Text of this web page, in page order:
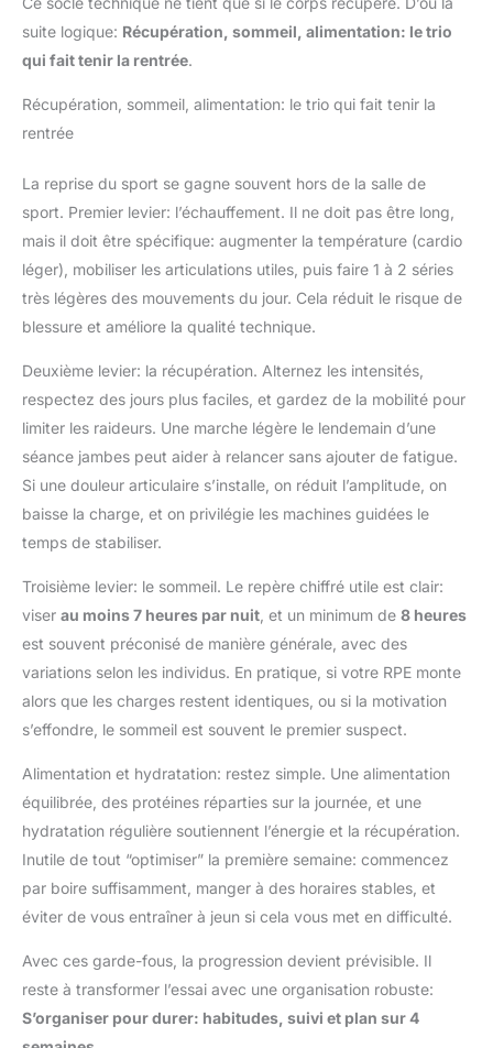
Instagram, Facebook,
Messenger, Telegram). Pour
résoudre le problème des
vibrations trop fortes ou faibles,
ajustables. Les utilisateurs
Android profitent d'une fonction
exclusive de réponse rapide
immédiate sans sortir le
téléphone. Chaque alerte
(Gmail, Outlook) est gérée avec
contrôle total sur votre vie
idéal pour gérer vos priorités
avec discrétion et efficacité
[Lecteur Musique & 300+
Cette montre sport intègre un
lecteur de musique autonome et
permet de gérer la musique de
votre smartphone directement
au poignet. Chaque pack inclut
pour varier les styles.
Personnalisez l'écran avec plus
de 300 cadrans variés, parfaits
pour chaque occasion (bureau,
vos propres photos pour un
intelligente allie divertissement
et personnalisation totale. Un
choix idéal offrant un rapport
qualité-prix imbattable pour
ceux qui veulent une montre
gardant le contrôle sur leur
contenu multimédia.
[113
Synchronisation Apple Health]
cette montre sport proposant 113
modes (course, cyclisme, yoga,
fitness). Via le GPS de votre
smartphone, tracez vos
itinéraires et cartographiez vos
en temps réel vos pas, distance
et calories. Point fort : partagez
vos données avec Apple Health,
Google Fit pour un suivi
centralisé de vos performances.
chaque session via l'application
dédiée, qui transforme vos
efforts en graphiques clairs.
Que vous soyez athlète ou
amateur, cette montre
suite logique: Récupération, sommeil, alimentation: le trio
qui fait tenir la rentrée.
Récupération, sommeil, alimentation: le trio qui fait tenir la
rentrée
La reprise du sport se gagne souvent hors de la salle de
sport. Premier levier: l’échauffement. Il ne doit pas être long,
mais il doit être spécifique: augmenter la température (cardio
léger), mobiliser les articulations utiles, puis faire 1 à 2 séries
très légères des mouvements du jour. Cela réduit le risque de
blessure et améliore la qualité technique.
Deuxième levier: la récupération. Alternez les intensités,
respectez des jours plus faciles, et gardez de la mobilité pour
limiter les raideurs. Une marche légère le lendemain d’une
séance jambes peut aider à relancer sans ajouter de fatigue.
Si une douleur articulaire s’installe, on réduit l’amplitude, on
baisse la charge, et on privilégie les machines guidées le
temps de stabiliser.
Troisième levier: le sommeil. Le repère chiffré utile est clair:
viser au moins 7 heures par nuit , et un minimum de 8 heures
est souvent préconisé de manière générale, avec des
variations selon les individus. En pratique, si votre RPE monte
alors que les charges restent identiques, ou si la motivation
s’effondre, le sommeil est souvent le premier suspect.
Alimentation et hydratation: restez simple. Une alimentation
équilibrée, des protéines réparties sur la journée, et une
hydratation régulière soutiennent l’énergie et la récupération.
Inutile de tout “optimiser” la première semaine: commencez
par boire suffisamment, manger à des horaires stables, et
éviter de vous entraîner à jeun si cela vous met en difficulté.
Avec ces garde-fous, la progression devient prévisible. Il
reste à transformer l’essai avec une organisation robuste:
S’organiser pour durer: habitudes, suivi et plan sur 4